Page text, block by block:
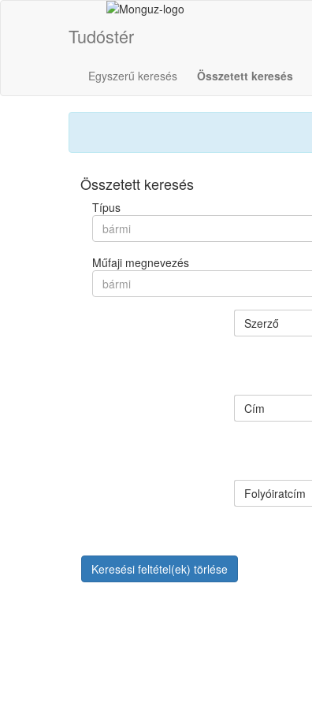
Tudóstér
Egyszerű keresés Összetett keresés
Összetett keresés
Típus
bármi
Műfaji megnevezés
bármi
Szerző
Cím
Folyóiratcím
Keresési feltétel(ek) törlése